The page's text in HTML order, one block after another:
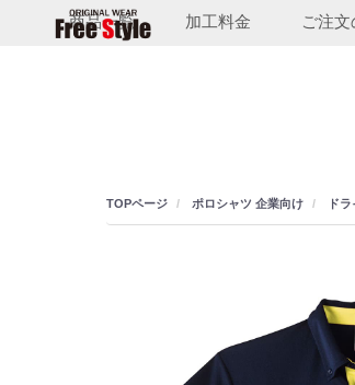
商品一覧 加工料金 ご注
TOPページ ポロシャツ 企業向け ド